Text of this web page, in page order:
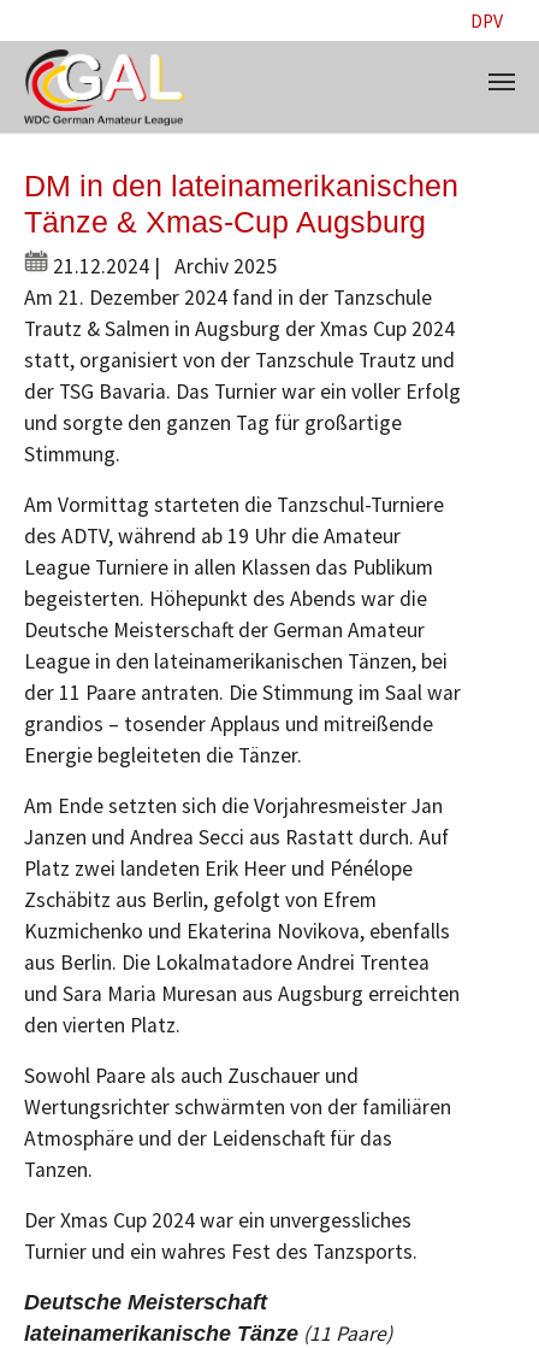
DPV
DM in den lateinamerikanischen
Tänze & Xmas-Cup Augsburg
21.12.2024 | Archiv 2025
Am 21. Dezember 2024 fand in der Tanzschule
Trautz & Salmen in Augsburg der Xmas Cup 2024
statt, organisiert von der Tanzschule Trautz und
der TSG Bavaria. Das Turnier war ein voller Erfolg
und sorgte den ganzen Tag für großartige
Stimmung.
Am Vormittag starteten die Tanzschul-Turniere
des ADTV, während ab 19 Uhr die Amateur
League Turniere in allen Klassen das Publikum
begeisterten. Höhepunkt des Abends war die
Deutsche Meisterschaft der German Amateur
League in den lateinamerikanischen Tänzen, bei
der 11 Paare antraten. Die Stimmung im Saal war
grandios – tosender Applaus und mitreißende
Energie begleiteten die Tänzer.
Am Ende setzten sich die Vorjahresmeister Jan
Janzen und Andrea Secci aus Rastatt durch. Auf
Platz zwei landeten Erik Heer und Pénélope
Zschäbitz aus Berlin, gefolgt von Efrem
Kuzmichenko und Ekaterina Novikova, ebenfalls
aus Berlin. Die Lokalmatadore Andrei Trentea
und Sara Maria Muresan aus Augsburg erreichten
den vierten Platz.
Sowohl Paare als auch Zuschauer und
Wertungsrichter schwärmten von der familiären
Atmosphäre und der Leidenschaft für das
Tanzen.
Der Xmas Cup 2024 war ein unvergessliches
Turnier und ein wahres Fest des Tanzsports.
Deutsche Meisterschaft
lateinamerikanische Tänze (11 Paare)